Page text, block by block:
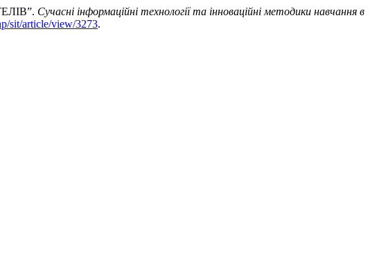
Сучасні інформаційні технології та інноваційні методики навчання в
sit/article/view/3273.